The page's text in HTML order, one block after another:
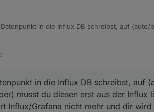
in die Influx DB schreibst, auf (auto/
mehr und dir wird "no data" angezeigt.
:
in die Influx DB schreibst, auf
musst du diesen erst aus der Influx
Influx/Grafana nicht mehr und dir